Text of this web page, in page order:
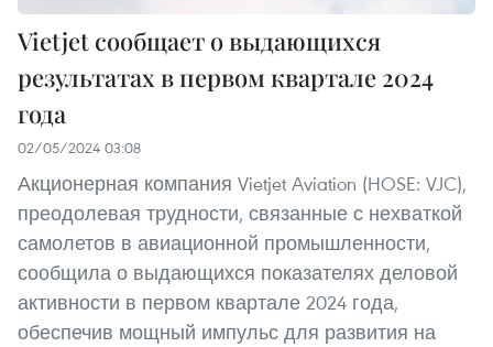
Vietjet сообщает о выдающихся
результатах в первом квартале 2024
года
02/05/2024 03:08
Акционерная компания Vietjet Aviation (HOSE: VJC),
преодолевая трудности, связанные с нехваткой
самолетов в авиационной промышленности,
сообщила о выдающихся показателях деловой
активности в первом квартале 2024 года,
обеспечив мощный импульс для развития на